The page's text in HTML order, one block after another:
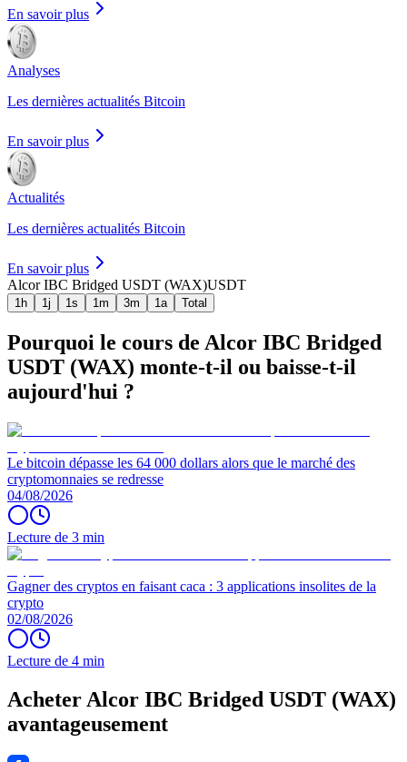
En savoir plus
Analyses
Les dernières actualités Bitcoin
En savoir plus
Actualités
Les dernières actualités Bitcoin
En savoir plus
Alcor IBC Bridged USDT (WAX)USDT
1h 1j 1s 1m 3m 1a Total
Pourquoi le cours de Alcor IBC Bridged
USDT (WAX) monte-t-il ou baisse-t-il
aujourd'hui ?
Le bitcoin dépasse les 64 000 dollars alors que le marché des
cryptomonnaies se redresse
04/08/2026
Lecture de 3 min
Gagner des cryptos en faisant caca : 3 applications insolites de la
crypto
02/08/2026
Lecture de 4 min
Acheter Alcor IBC Bridged USDT (WAX)
avantageusement